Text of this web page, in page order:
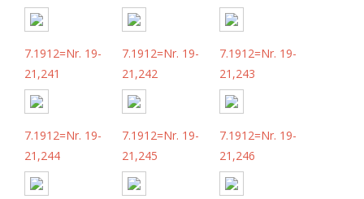
7.1912=Nr. 19-
21,241
7.1912=Nr. 19-
21,242
7.1912=Nr. 19-
21,243
7.1912=Nr. 19-
21,244
7.1912=Nr. 19-
21,245
7.1912=Nr. 19-
21,246